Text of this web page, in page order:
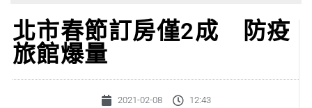
北市春節訂房僅2成 防疫
旅館爆量
2021-02-08 12:43